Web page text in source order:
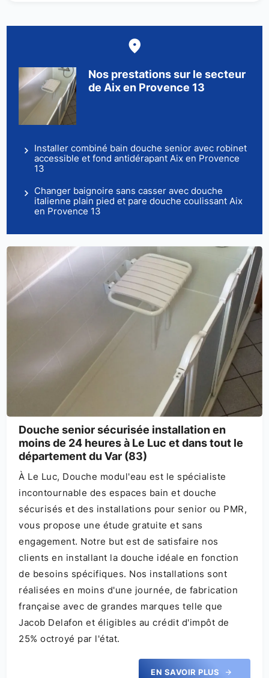
Nos prestations sur le secteur
de Aix en Provence 13
Installer combiné bain douche senior avec robinet
accessible et fond antidérapant Aix en Provence
13
Changer baignoire sans casser avec douche
italienne plain pied et pare douche coulissant Aix
en Provence 13
Douche senior sécurisée installation en
moins de 24 heures à Le Luc et dans tout le
département du Var (83)
À Le Luc, Douche modul'eau est le spécialiste
incontournable des espaces bain et douche
sécurisés et des installations pour senior ou PMR,
vous propose une étude gratuite et sans
engagement. Notre but est de satisfaire nos
clients en installant la douche idéale en fonction
de besoins spécifiques. Nos installations sont
réalisées en moins d'une journée, de fabrication
française avec de grandes marques telle que
Jacob Delafon et éligibles au crédit d'impôt de
25% octroyé par l'état.
EN SAVOIR PLUS